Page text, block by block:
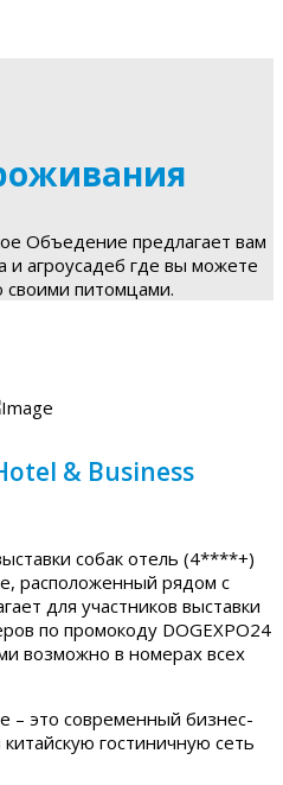
Объедение предлагает вам
и агроусадеб где вы можете
своими питомцами.
& Business
собак отель (4****+)
расположенный рядом с
для участников выставки
по промокоду DOGEXPO24
возможно в номерах всех
– это современный бизнес-
гостиничную сеть